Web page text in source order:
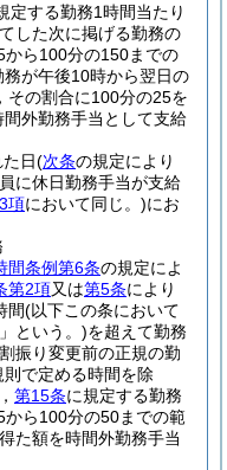
定する勤務1時間当たり
した次に掲げる勤務の
から100分の150までの
務が午後10時から翌日の
その割合に100分の25を
外勤務手当として支給
日(次条の規定により
に休日勤務手当が支給
項において同じ。)にお
間条例第6条の規定によ
第2項又は第5条により
間(以下この条において
という。)を超えて勤務
振り変更前の正規の勤
則で定める時間を除
第15条に規定する勤務
ら100分の50までの範
た額を時間外勤務手当